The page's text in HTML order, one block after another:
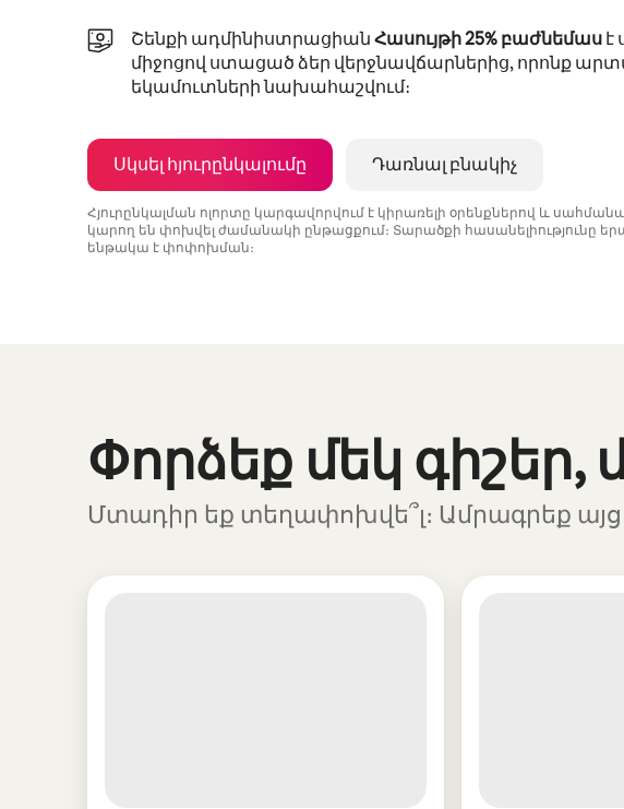
Շենքի ադմինիստրացիանՀասույթի 25% բաժնեմասէ
միջոցով ստացած ձեր վերջնավճարներից, որոնք
եկամուտների նախահաշվում։
Սկսել հյուրընկալումը Դառնալ բնակիչ
Հյուրընկալման ոլորտը կարգավորվում է կիրառելի օրենքներով և
կարող են փոխվել ժամանակի ընթացքում։ Տարածքի հասանելիությունը
ենթակա է փոփոխման։
Փորձեք մեկ
Մտադիր եք տեղափոխվե՞լ։ Ամրագրեք
Ցուցադրվում է 0 տարր՝ 0-ից